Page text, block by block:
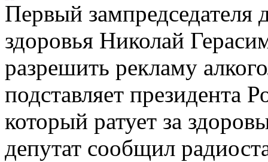
Первый зампредседателя
здоровья Николай
разрешить рекламу
подставляет президента
который ратует за
депутат сообщил